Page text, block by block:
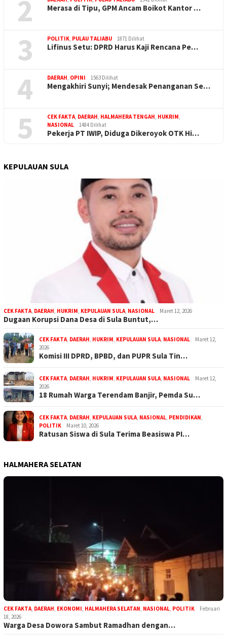
2 Merasa di Tipu, GPM Ancam Boikot Kantor …
3 POLITIK, PULAU TALIABU 1871 Dilihat
Lifinus Setu: DPRD Harus Kaji Rencana Pe…
4 DAERAH, OPINI 1563 Dilihat
Mengakhiri Sunyi; Mendesak Penanganan Se…
5 CEK FAKTA, DAERAH, HALMAHERA TENGAH, HUKRIM,
NASIONAL
1484 Dilihat
Pekerja PT IWIP, Diduga Dikeroyok OTK Hi…
KEPULAUAN SULA
CEK FAKTA, DAERAH, HUKRIM, KEPULAUAN SULA, NASIONAL Maret 12, 2026
Dugaan Korupsi Dana Desa di Sula Buntut,…
CEK FAKTA, DAERAH, HUKRIM, KEPULAUAN SULA, NASIONAL
Maret 12,
2026
Komisi III DPRD, BPBD, dan PUPR Sula Tin…
CEK FAKTA, DAERAH, HUKRIM, KEPULAUAN SULA, NASIONAL
Maret 12,
2026
18 Rumah Warga Terendam Banjir, Pemda Su…
CEK FAKTA, DAERAH, KEPULAUAN SULA, NASIONAL, PENDIDIKAN,
POLITIK
Maret 10, 2026
Ratusan Siswa di Sula Terima Beasiswa PI…
HALMAHERA SELATAN
CEK FAKTA, DAERAH, EKONOMI, HALMAHERA SELATAN, NASIONAL, POLITIK
Februari
18, 2026
Warga Desa Dowora Sambut Ramadhan dengan…